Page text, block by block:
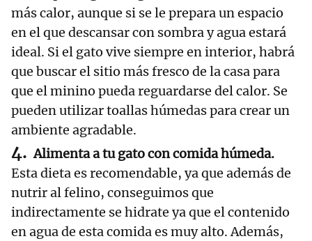
más calor, aunque si se le prepara un espacio
en el que descansar con sombra y agua estará
ideal. Si el gato vive siempre en interior, habrá
que buscar el sitio más fresco de la casa para
que el minino pueda reguardarse del calor. Se
pueden utilizar toallas húmedas para crear un
ambiente agradable.
Alimenta a tu gato con comida húmeda.
Esta dieta es recomendable, ya que además de
nutrir al felino, conseguimos que
indirectamente se hidrate ya que el contenido
en agua de esta comida es muy alto. Además,